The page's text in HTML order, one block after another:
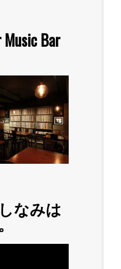
Bar
なみは